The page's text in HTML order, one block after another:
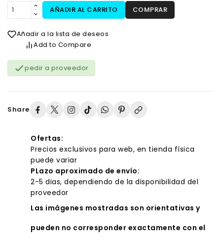
AÑADIR AL CARRITO COMPRAR
Añadir a la lista de deseos
Add to Compare
pedir a proveedor
Share
Ofertas:
Precios exclusivos para web, en tienda física
puede variar
PLazo aproximado de envío:
2-5 dias, dependiendo de la disponibilidad del
proveedor
Las imágenes mostradas son orientativas y
pueden no corresponder exactamente con el